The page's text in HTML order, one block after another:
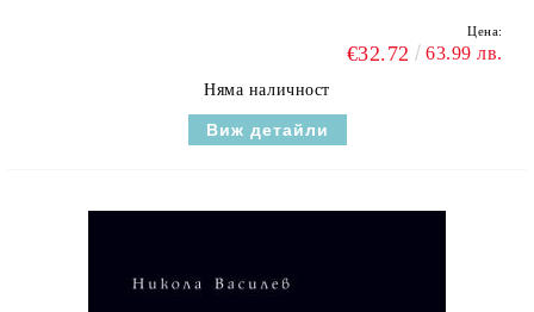
Цена:
€32.72 63.99 лв.
Няма наличност
Виж детайли